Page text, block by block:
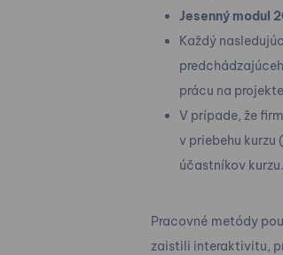
Jesenný modul
Každý
prácu na
V prípade, že
v priebehu
účastníkov
Pracovné metódy
zaistili interaktivitu,